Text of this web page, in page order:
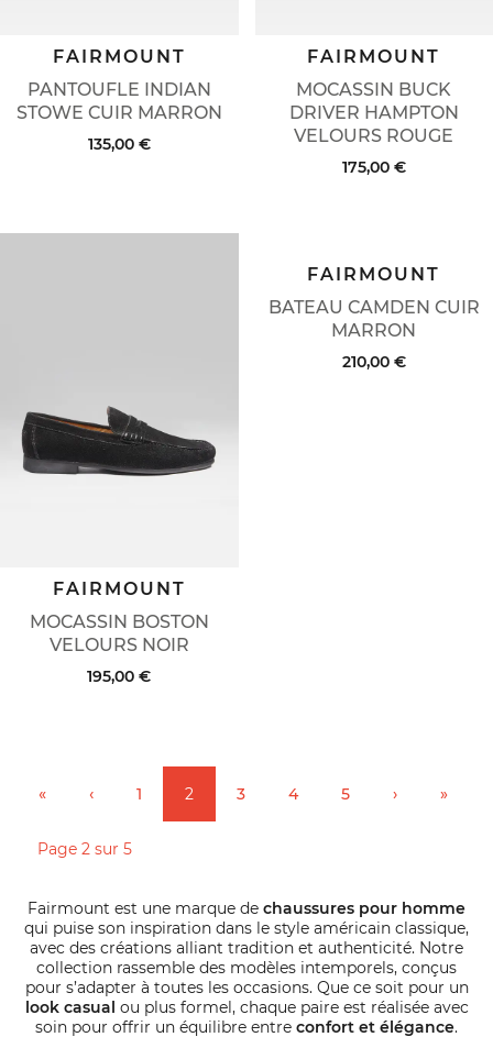
PANTOUFLE INDIAN
STOWE CUIR MARRON
FAIRMOUNT
135,00 €
MOCASSIN BUCK
DRIVER HAMPTON
VELOURS ROUGE
FAIRMOUNT
175,00 €
MOCASSIN BOSTON
VELOURS NOIR
FAIRMOUNT
195,00 €
BATEAU CAMDEN CUIR
MARRON
FAIRMOUNT
210,00 €
« ‹ 1 2 3 4 5 › »
Page 2 sur 5
Fairmount est une marque de chaussures pour homme
qui puise son inspiration dans le style américain classique,
avec des créations alliant tradition et authenticité. Notre
collection rassemble des modèles intemporels, conçus
pour s’adapter à toutes les occasions. Que ce soit pour un
look casual ou plus formel, chaque paire est réalisée avec
soin pour offrir un équilibre entre confort et élégance.